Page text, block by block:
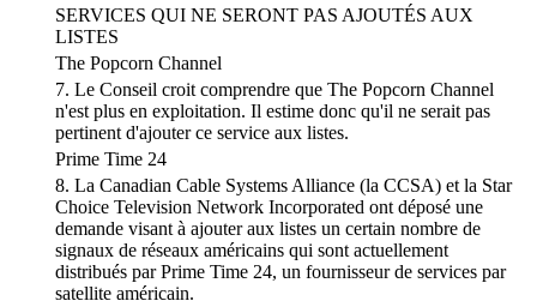
SERVICES QUI NE SERONT PAS AJOUTÉS AUX
LISTES
The Popcorn Channel
7. Le Conseil croit comprendre que The Popcorn Channel
n'est plus en exploitation. Il estime donc qu'il ne serait pas
pertinent d'ajouter ce service aux listes.
Prime Time 24
8. La Canadian Cable Systems Alliance (la CCSA) et la Star
Choice Television Network Incorporated ont déposé une
demande visant à ajouter aux listes un certain nombre de
signaux de réseaux américains qui sont actuellement
distribués par Prime Time 24, un fournisseur de services par
satellite américain.